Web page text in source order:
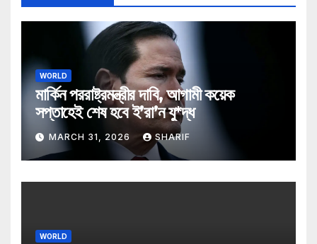
WORLD
মার্কিন পররাষ্ট্রমন্ত্রীর দাবি, আগামী কয়েক
সপ্তাহেই শেষ হবে ই’রা’ন যু*দ্ধ
MARCH 31, 2026 SHARIF
WORLD